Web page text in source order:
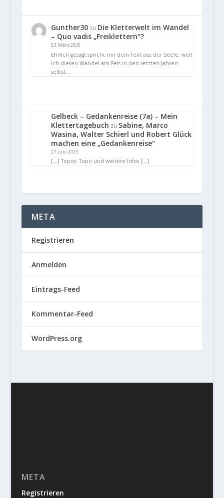
Gunther30zu Die Kletterwelt im Wandel
– Quo vadis „Freiklettern“?
23. März 2026
Ehrlich gesagt spricht mir dein Text aus der Seele, weil
ich diesen Wandel am Fels in den letzten Jahren
selbst…
Gelbeck – Gedankenreise (7a) – Mein
Klettertagebuch zu Sabine, Marco
Wasina, Walter Schierl und Robert Glück
machen eine „Gedankenreise“
27. Juni 2025
[…] Topos: Topo und weitere Infos […]
META
Registrieren
Anmelden
Eintrags-Feed
Kommentar-Feed
WordPress.org
META
Registrieren